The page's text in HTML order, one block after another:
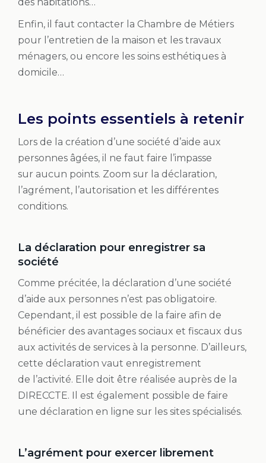
Enfin, il faut contacter la Chambre de Métiers
pour l’entretien de la maison et les travaux
ménagers, ou encore les soins esthétiques à
domicile…
Les points essentiels à retenir
Lors de la création d’une société d’aide aux
personnes âgées, il ne faut faire l’impasse
sur aucun points. Zoom sur la déclaration,
l’agrément, l’autorisation et les différentes
conditions.
La déclaration pour enregistrer sa
société
Comme précitée, la déclaration d’une société
d’aide aux personnes n’est pas obligatoire.
Cependant, il est possible de la faire afin de
bénéficier des avantages sociaux et fiscaux dus
aux activités de services à la personne. D’ailleurs,
cette déclaration vaut enregistrement
de l’activité. Elle doit être réalisée auprès de la
DIRECCTE. Il est également possible de faire
une déclaration en ligne sur les sites spécialisés.
L’agrément pour exercer librement